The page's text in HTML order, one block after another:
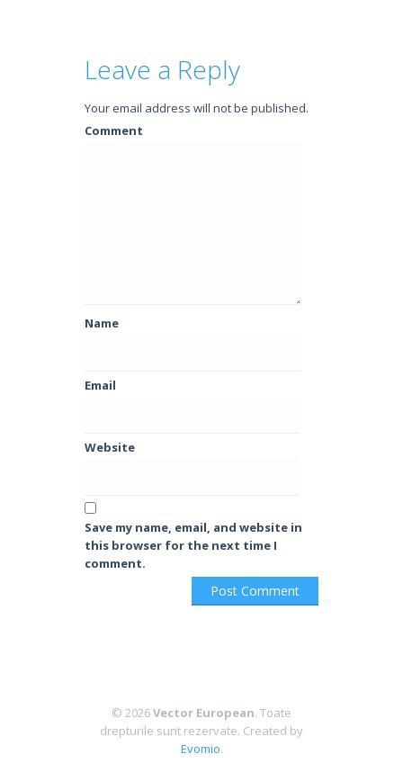
Leave a Reply
Your email address will not be published.
Comment
Name
Email
Website
Save my name, email, and website in
this browser for the next time I
comment.
© 2026Vector European. Toate
drepturile sunt rezervate. Created by
Evomio.